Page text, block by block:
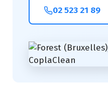
02 523 21 89